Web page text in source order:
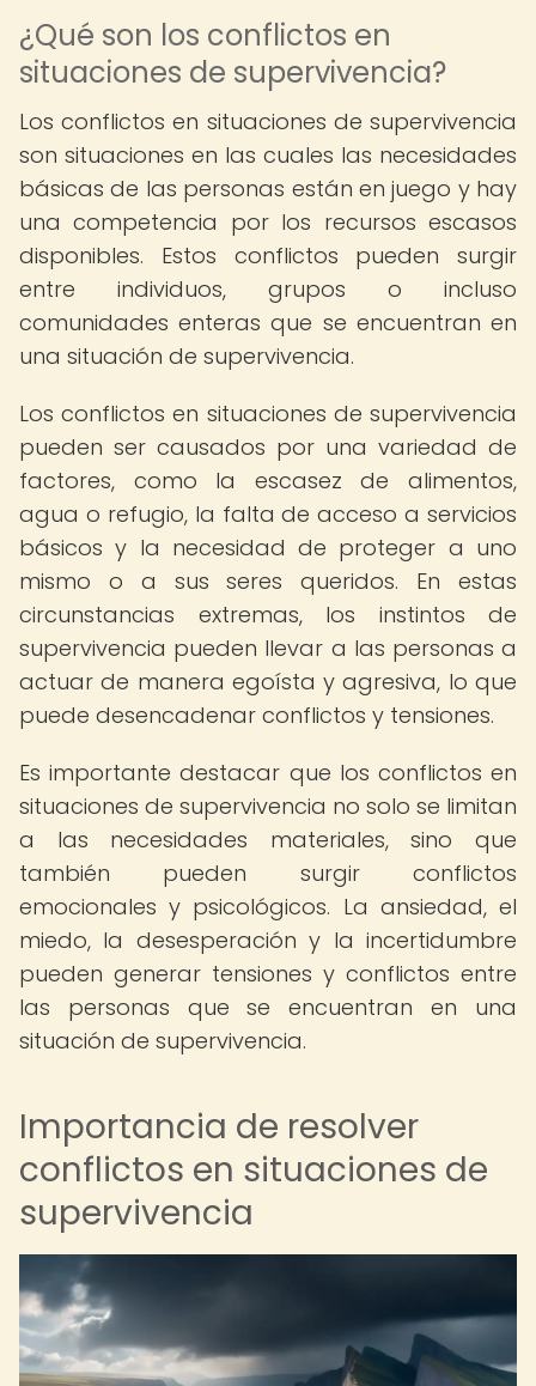
¿Qué son los conflictos en
situaciones de supervivencia?
Los conflictos en situaciones de supervivencia
son situaciones en las cuales las necesidades
básicas de las personas están en juego y hay
una competencia por los recursos escasos
disponibles. Estos conflictos pueden surgir
entre individuos, grupos o incluso
comunidades enteras que se encuentran en
una situación de supervivencia.
Los conflictos en situaciones de supervivencia
pueden ser causados por una variedad de
factores, como la escasez de alimentos,
agua o refugio, la falta de acceso a servicios
básicos y la necesidad de proteger a uno
mismo o a sus seres queridos. En estas
circunstancias extremas, los instintos de
supervivencia pueden llevar a las personas a
actuar de manera egoísta y agresiva, lo que
puede desencadenar conflictos y tensiones.
Es importante destacar que los conflictos en
situaciones de supervivencia no solo se limitan
a las necesidades materiales, sino que
también pueden surgir conflictos
emocionales y psicológicos. La ansiedad, el
miedo, la desesperación y la incertidumbre
pueden generar tensiones y conflictos entre
las personas que se encuentran en una
situación de supervivencia.
Importancia de resolver
conflictos en situaciones de
supervivencia